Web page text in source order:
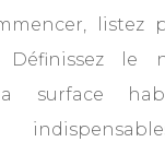
listez
Définissez le
surface